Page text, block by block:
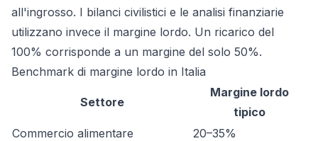
all'ingrosso. I bilanci civilistici e le analisi finanziarie
utilizzano invece il margine lordo. Un ricarico del
100% corrisponde a un margine del solo 50%.
Benchmark di margine lordo in Italia
Settore
Margine lordo
tipico
Commercio alimentare
20–35%